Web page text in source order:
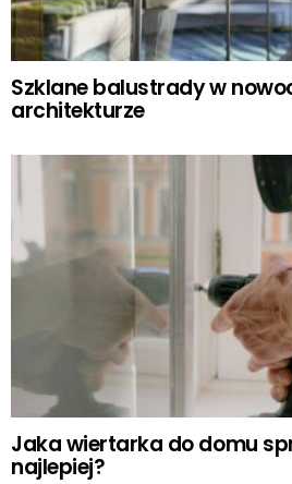
Szklane balustrady w
architekturze
Jaka wiertarka do domu
najlepiej?